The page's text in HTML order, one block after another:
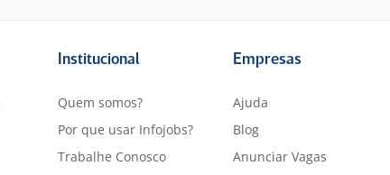
Institucional
Quem somos?
Por que usar Infojobs?
Trabalhe Conosco
Empresas
Ajuda
Blog
Anunciar Vagas